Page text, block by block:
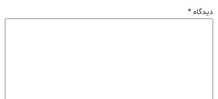
دیدگاه*